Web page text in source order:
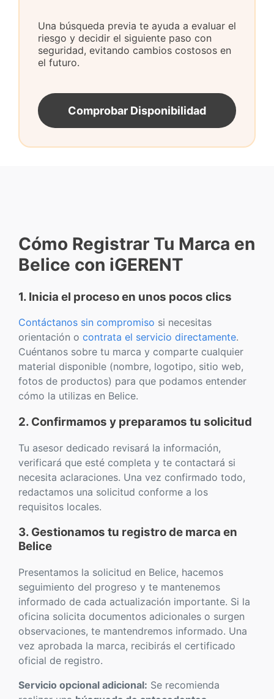
Una búsqueda previa te ayuda a evaluar el
riesgo y decidir el siguiente paso con
seguridad, evitando cambios costosos en
el futuro.
Comprobar Disponibilidad
Cómo Registrar Tu Marca en
Belice con iGERENT
1. Inicia el proceso en unos pocos clics
Contáctanos sin compromiso si necesitas
orientación o contrata el servicio directamente.
Cuéntanos sobre tu marca y comparte cualquier
material disponible (nombre, logotipo, sitio web,
fotos de productos) para que podamos entender
cómo la utilizas en Belice.
2. Confirmamos y preparamos tu solicitud
Tu asesor dedicado revisará la información,
verificará que esté completa y te contactará si
necesita aclaraciones. Una vez confirmado todo,
redactamos una solicitud conforme a los
requisitos locales.
3. Gestionamos tu registro de marca en
Belice
Presentamos la solicitud en Belice, hacemos
seguimiento del progreso y te mantenemos
informado de cada actualización importante. Si la
oficina solicita documentos adicionales o surgen
observaciones, te mantendremos informado. Una
vez aprobada la marca, recibirás el certificado
oficial de registro.
Servicio opcional adicional: Se recomienda